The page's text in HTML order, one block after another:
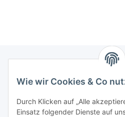
Wie wir Cookies & Co
Durch Klicken auf „Alle
Einsatz folgender Dienste auf
Zahlungsmöglichkeiten
Versandinformationen